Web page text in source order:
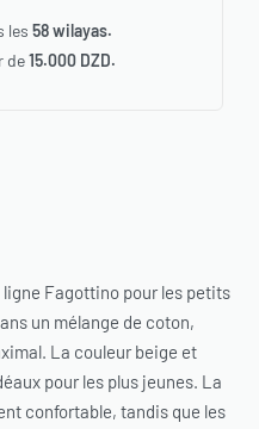
les 58 wilayas.
de15.000 DZD.
ligne Fagottino pour les petits
un mélange de coton,
La couleur beige et
pour les plus jeunes. La
confortable, tandis que les